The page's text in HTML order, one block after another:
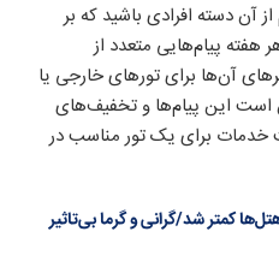
آن دسته افرادی باشید که بر
پیام‌هایی متعدد از
آن‌ها برای تور‌های خارجی یا
است این پیام‌ها و تخفیف‌های
خدمات برای یک تور مناسب در
کمتر شد/گرانی و گرما بی‌تاثیر